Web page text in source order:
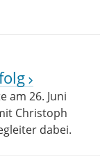
am 26. Juni
Christoph
dabei.